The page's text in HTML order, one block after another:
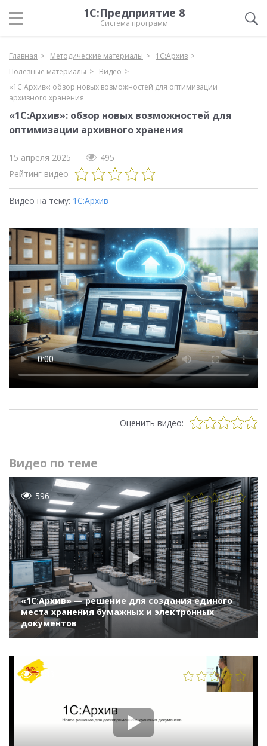
1С:Предприятие 8
Система программ
Главная Методические материалы
1С:Архив
Полезные материалы
Видео
«1С:Архив»: обзор новых возможностей для оптимизации
архивного хранения
«1С:Архив»: обзор новых возможностей для
оптимизации архивного хранения
15 апреля 2025
495
Рейтинг видео
Видео на тему: 1С:Архив
Оценить видео:
Видео по теме
596
«1С:Архив» — решение для создания единого
места хранения бумажных и электронных
документов
2683